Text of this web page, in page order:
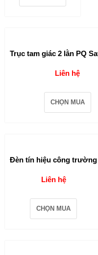
Trục tam giác 2 lằn PQ
Liên hệ
CHỌN MUA
Đèn tín hiệu công trường
Liên hệ
CHỌN MUA